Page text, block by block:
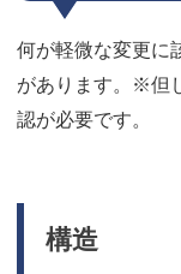
何が軽微な変更に
があります。※但
認が必要です。
構造